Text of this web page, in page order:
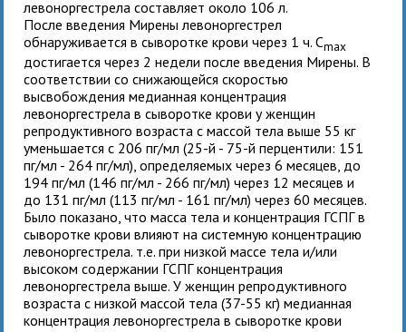
левоноргестрела составляет около 106 л.
После введения Мирены левоноргестрел
обнаруживается в сыворотке крови через 1 ч. Cmax
достигается через 2 недели после введения Мирены. В
соответствии со снижающейся скоростью
высвобождения медианная концентрация
левоноргестрела в сыворотке крови у женщин
репродуктивного возраста с массой тела выше 55 кг
уменьшается с 206 пг/мл (25-й - 75-й перцентили: 151
пг/мл - 264 пг/мл), определяемых через 6 месяцев, до
194 пг/мл (146 пг/мл - 266 пг/мл) через 12 месяцев и
до 131 пг/мл (113 пг/мл - 161 пг/мл) через 60 месяцев.
Было показано, что масса тела и концентрация ГСПГ в
сыворотке крови влияют на системную концентрацию
левоноргестрела. т.е. при низкой массе тела и/или
высоком содержании ГСПГ концентрация
левоноргестрела выше. У женщин репродуктивного
возраста с низкой массой тела (37-55 кг) медианная
концентрация левоноргестрела в сыворотке крови